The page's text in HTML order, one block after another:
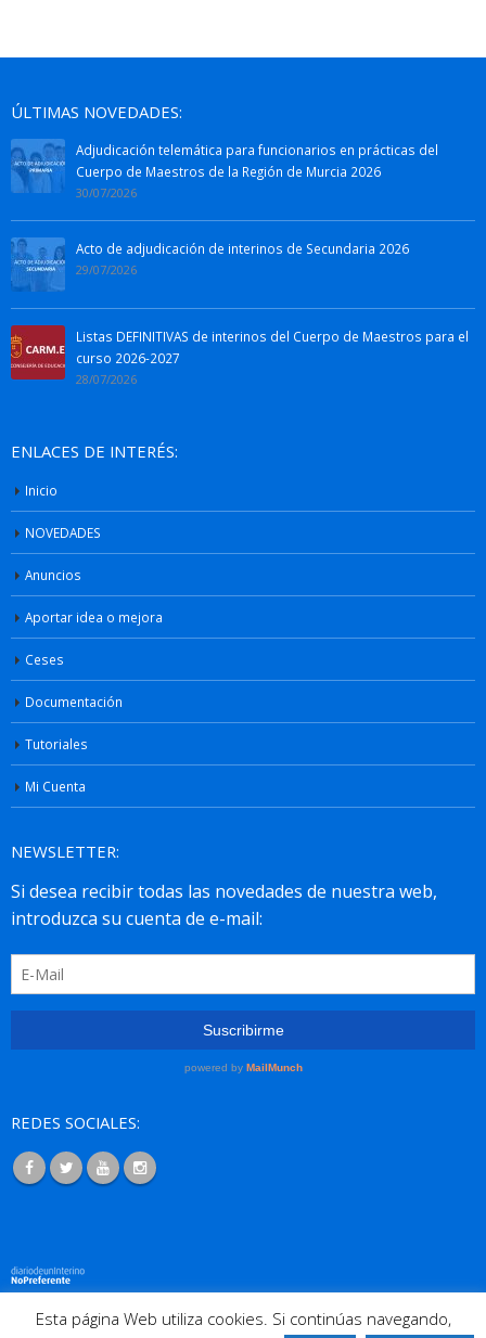
ÚLTIMAS NOVEDADES:
Adjudicación telemática para funcionarios en prácticas del
Cuerpo de Maestros de la Región de Murcia 2026
30/07/2026
Acto de adjudicación de interinos de Secundaria 2026
29/07/2026
Listas DEFINITIVAS de interinos del Cuerpo de Maestros para el
curso 2026-2027
28/07/2026
ENLACES DE INTERÉS:
Inicio
NOVEDADES
Anuncios
Aportar idea o mejora
Ceses
Documentación
Tutoriales
Mi Cuenta
NEWSLETTER:
REDES SOCIALES:
© 2016 Todos los derechos reservados. |Nosotros|Cookies|Aviso
Esta página Web utiliza cookies. Si continúas navegando,